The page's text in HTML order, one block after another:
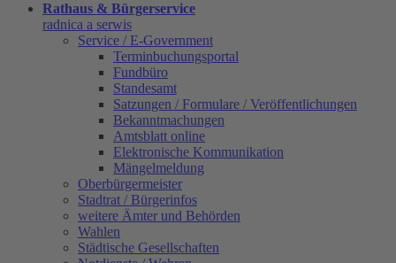
Rathaus & Bürgerservice
radnica a serwis
Service / E-Government
Terminbuchungsportal
Fundbüro
Standesamt
Satzungen / Formulare / Veröffentlichungen
Bekanntmachungen
Amtsblatt online
Elektronische Kommunikation
Mängelmeldung
Oberbürgermeister
Stadtrat / Bürgerinfos
weitere Ämter und Behörden
Wahlen
Städtische Gesellschaften